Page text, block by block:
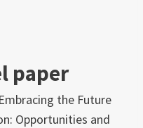
paper
Embracing the Future
Opportunities and